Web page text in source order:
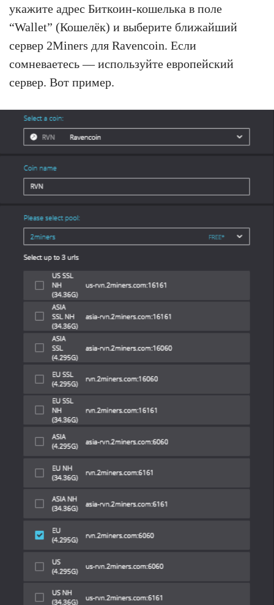
укажите адрес Биткоин-кошелька в поле
“Wallet” (Кошелёк) и выберите ближайший
сервер 2Miners для Ravencoin. Если
сомневаетесь — используйте европейский
сервер. Вот пример.